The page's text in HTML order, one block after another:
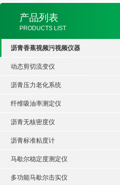
产品列表
PRODUCTS LIST
沥青香蕉视频污视频仪器
动态剪切流变仪
沥青压力老化系统
纤维吸油率测定仪
沥青无核密度仪
沥青标准粘度计
马歇尔稳定度测定仪
多功能马歇尔击实仪